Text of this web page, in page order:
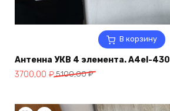
В корзину
Антенна УКВ 4 элемента. A4el-430
5100,00₽
Первоначальная
3700,00 ₽
Текущая